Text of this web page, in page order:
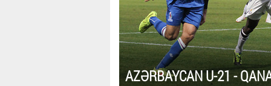
AZƏRBAYCAN U-21 -